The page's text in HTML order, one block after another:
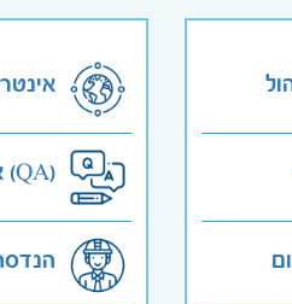
אבטחת איכות (QA)